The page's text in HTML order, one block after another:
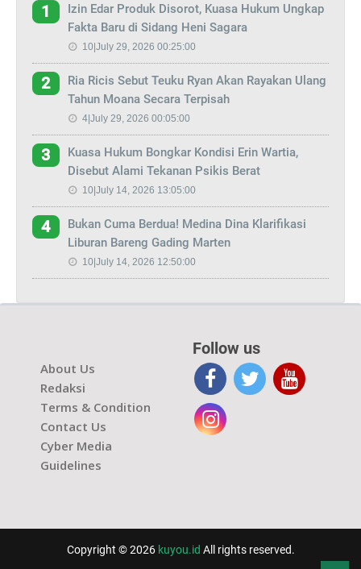
1
Izin Edar Produk Disorot, Kuasa Hukum Ungkap
Fakta Baru di Sidang Heni Sagara
10|July 29, 2026 00:25:00
2
Ria Ricis Sebut Teuku Ryan Akan Rayakan Ulang
Tahun Moana Secara Terpisah
4|July 29, 2026 00:05:00
3
Kuasa Hukum Bongkar Kondisi Erin Wartia,
Disebut Alami Tekanan Psikis Berat
10|July 14, 2026 13:05:00
4
Bukan Cuma Berdua! Medina Dina Klarifikasi
Liburan Bareng Gading Marten
10|July 14, 2026 12:50:00
About Us
Redaksi
Terms & Condition
Contact Us
Cyber Media
Guidelines
Follow us
Copyright © 2026 kuyou.id All rights reserved.